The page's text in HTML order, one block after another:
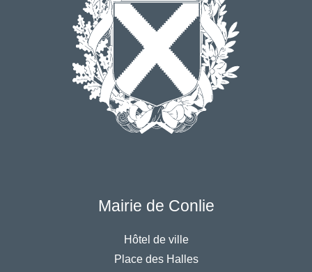
Mairie de Conlie
Hôtel de ville
Place des Halles